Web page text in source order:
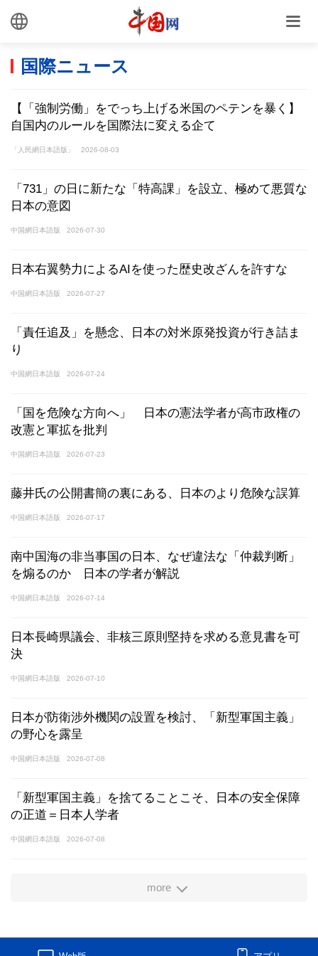
国際ニュース
【「強制労働」をでっち上げる米国のペテンを暴く】
自国内のルールを国際法に変える企て
「人民網日本語版」 2026-08-03
「731」の日に新たな「特高課」を設立、極めて悪質な
日本の意図
中国網日本語版 2026-07-30
日本右翼勢力によるAIを使った歴史改ざんを許すな
中国網日本語版 2026-07-27
「責任追及」を懸念、日本の対米原発投資が行き詰ま
り
中国網日本語版 2026-07-24
「国を危険な方向へ」 日本の憲法学者が高市政権の
改憲と軍拡を批判
中国網日本語版 2026-07-23
藤井氏の公開書簡の裏にある、日本のより危険な誤算
中国網日本語版 2026-07-17
南中国海の非当事国の日本、なぜ違法な「仲裁判断」
を煽るのか 日本の学者が解説
中国網日本語版 2026-07-14
日本長崎県議会、非核三原則堅持を求める意見書を可
決
中国網日本語版 2026-07-10
日本が防衛涉外機関の設置を検討、「新型軍国主義」
の野心を露呈
中国網日本語版 2026-07-08
「新型軍国主義」を捨てることこそ、日本の安全保障
の正道＝日本人学者
中国網日本語版 2026-07-08
more